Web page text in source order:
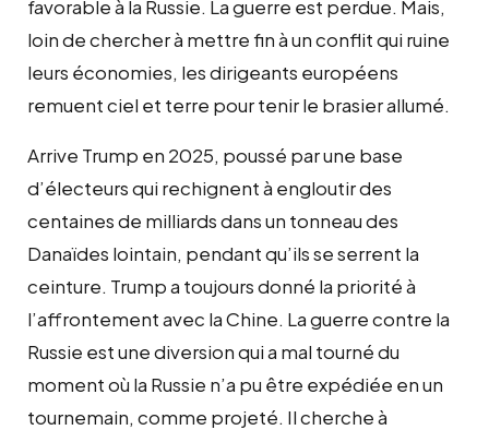
favorable à la Russie. La guerre est perdue. Mais,
loin de chercher à mettre fin à un conflit qui ruine
leurs économies, les dirigeants européens
remuent ciel et terre pour tenir le brasier allumé.
Arrive Trump en 2025, poussé par une base
d’électeurs qui rechignent à engloutir des
centaines de milliards dans un tonneau des
Danaïdes lointain, pendant qu’ils se serrent la
ceinture. Trump a toujours donné la priorité à
l’affrontement avec la Chine. La guerre contre la
Russie est une diversion qui a mal tourné du
moment où la Russie n’a pu être expédiée en un
tournemain, comme projeté. Il cherche à